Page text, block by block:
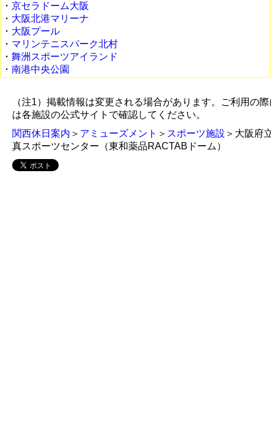
・ 京セラドーム大阪
・ 大阪北港マリーナ
・ 大阪プール
・ マリンテニスパーク北村
・ 舞洲スポーツアイランド
・ 南港中央公園
（注1）掲載情報は変更される場合があります。ご利用の
は各施設の公式サイトで確認してください。
関西休日案内 ＞ アミューズメント ＞ スポーツ施設 ＞大阪府
真スポーツセンター（東和薬品RACTABドーム）